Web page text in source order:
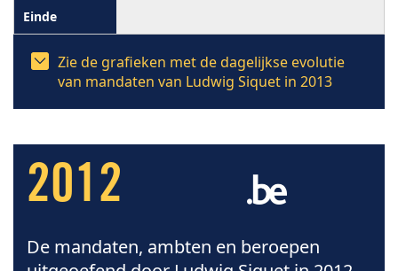
Zie de grafieken met de dagelijkse evolutie
van mandaten van Ludwig Siquet in 2013
2012
De mandaten, ambten en beroepen